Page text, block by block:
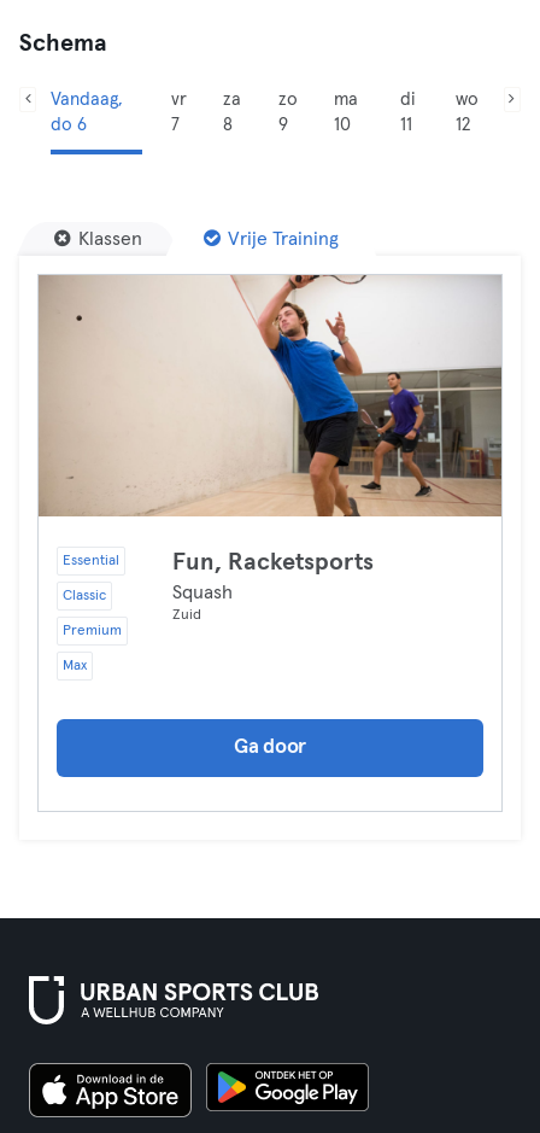
Schema
Vandaag,
do 6
vr
7
za
8
zo
9
ma
10
di
11
wo
12
Klassen Vrije Training
Essential
Classic
Premium
Max
Fun, Racketsports
Squash
Zuid
Ga door